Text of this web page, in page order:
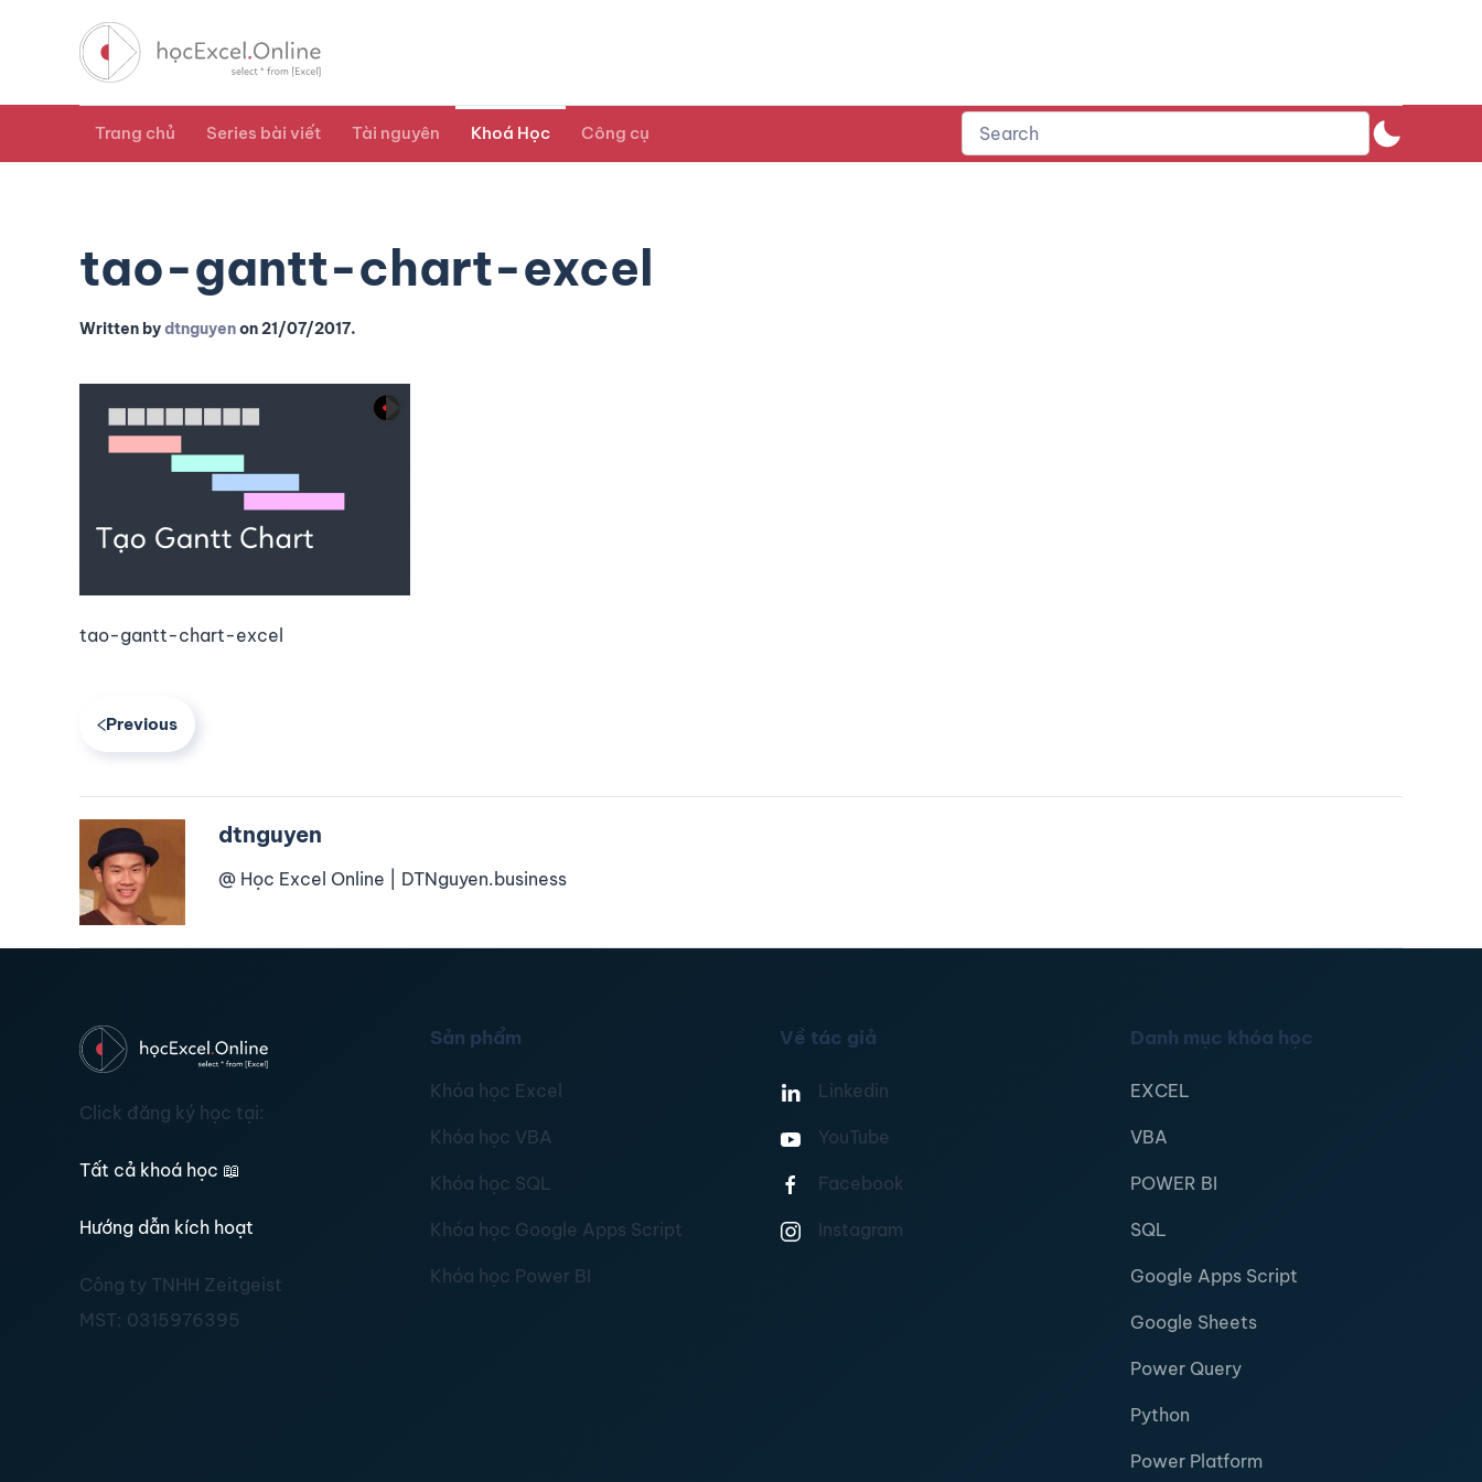
Trang chủ Series bài viết Tài nguyên Khoá Học Công cụ
tao-gantt-chart-excel
Written bydtnguyenon21/07/2017.
tao-gantt-chart-excel
Previous
dtnguyen
@ Học Excel Online | DTNguyen.business
Click đăng ký học tại:
Tất cả khoá học 📖
Hướng dẫn kích hoạt
Công ty TNHH Zeitgeist
MST: 0315976395
Sản phẩm
Khóa học Excel
Khóa học VBA
Khóa học SQL
Khóa học Google Apps Script
Khóa học Power BI
Về tác giả
Linkedin
YouTube
Facebook
Instagram
Danh mục khóa học
EXCEL
VBA
POWER BI
SQL
Google Apps Script
Google Sheets
Power Query
Python
Power Platform